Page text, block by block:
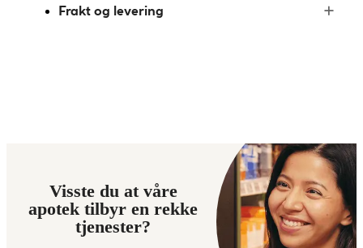
Frakt og levering
Visste du at våre
apotek tilbyr en rekke
tjenester?